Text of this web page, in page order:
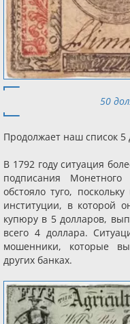
50
Продолжает наш список 5
В 1792 году ситуация
подписания
обстояло туго,
институции, в которой
купюру в 5 долларов,
всего 4 доллара.
мошенники, которые
других банках.